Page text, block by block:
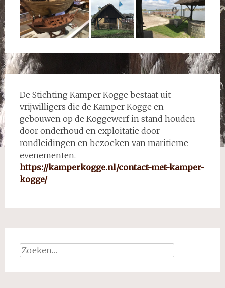
De Stichting Kamper Kogge bestaat uit
vrijwilligers die de Kamper Kogge en
gebouwen op de Koggewerf in stand houden
door onderhoud en exploitatie door
rondleidingen en bezoeken van maritieme
evenementen.
https://kamperkogge.nl/contact-met-kamper-
kogge/
Zoeken